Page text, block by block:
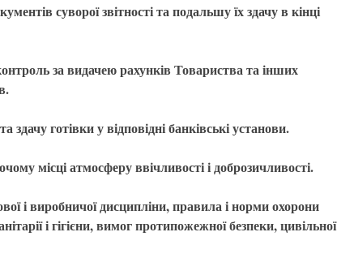
суворої звітності та подальшу їх здачу в кінці
за видачею рахунків Товариства та інших
готівки у відповідні банківські установи.
місці атмосферу ввічливості і доброзичливості.
і виробничої дисципліни, правила і норми охорони
і гігієни, вимог протипожежної безпеки, цивільної